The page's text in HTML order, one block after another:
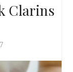
Clarins